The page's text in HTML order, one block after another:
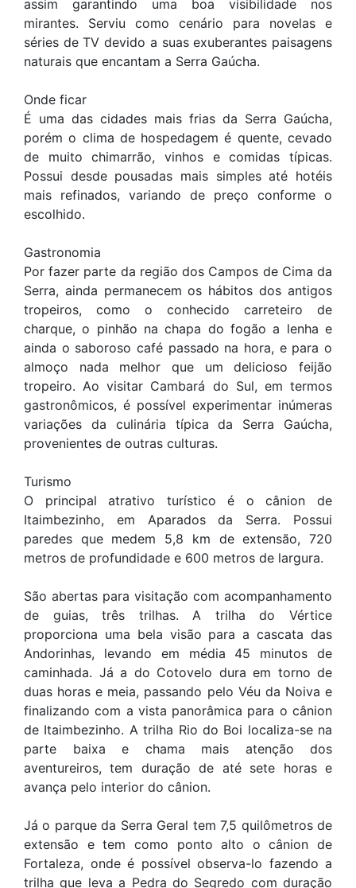
assim garantindo uma boa visibilidade nos
mirantes. Serviu como cenário para novelas e
séries de TV devido a suas exuberantes paisagens
naturais que encantam a Serra Gaúcha.
Onde ficar
É uma das cidades mais frias da Serra Gaúcha,
porém o clima de hospedagem é quente, cevado
de muito chimarrão, vinhos e comidas típicas.
Possui desde pousadas mais simples até hotéis
mais refinados, variando de preço conforme o
escolhido.
Gastronomia
Por fazer parte da região dos Campos de Cima da
Serra, ainda permanecem os hábitos dos antigos
tropeiros, como o conhecido carreteiro de
charque, o pinhão na chapa do fogão a lenha e
ainda o saboroso café passado na hora, e para o
almoço nada melhor que um delicioso feijão
tropeiro. Ao visitar Cambará do Sul, em termos
gastronômicos, é possível experimentar inúmeras
variações da culinária típica da Serra Gaúcha,
provenientes de outras culturas.
Turismo
O principal atrativo turístico é o cânion de
Itaimbezinho, em Aparados da Serra. Possui
paredes que medem 5,8 km de extensão, 720
metros de profundidade e 600 metros de largura.
São abertas para visitação com acompanhamento
de guias, três trilhas. A trilha do Vértice
proporciona uma bela visão para a cascata das
Andorinhas, levando em média 45 minutos de
caminhada. Já a do Cotovelo dura em torno de
duas horas e meia, passando pelo Véu da Noiva e
finalizando com a vista panorâmica para o cânion
de Itaimbezinho. A trilha Rio do Boi localiza-se na
parte baixa e chama mais atenção dos
aventureiros, tem duração de até sete horas e
avança pelo interior do cânion.
Já o parque da Serra Geral tem 7,5 quilômetros de
extensão e tem como ponto alto o cânion de
Fortaleza, onde é possível observa-lo fazendo a
trilha que leva a Pedra do Segredo com duração